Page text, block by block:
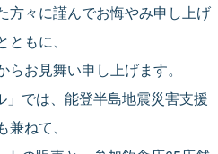
方々に謹んでお悔やみ申し上げ
ともに、
お見舞い申し上げます。
では、能登半島地震災害支援
兼ねて、